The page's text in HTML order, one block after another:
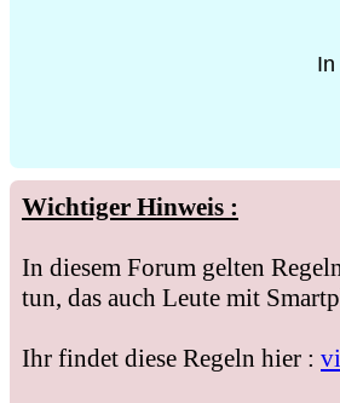
Wichtiger Hinweis :
In diesem Forum gelten
tun, das auch Leute mit
Ihr findet diese Regeln hier :